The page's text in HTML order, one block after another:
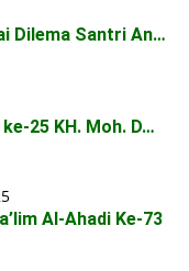
Dilema Santri An…
25 KH. Moh. D…
Al-Ahadi Ke-73